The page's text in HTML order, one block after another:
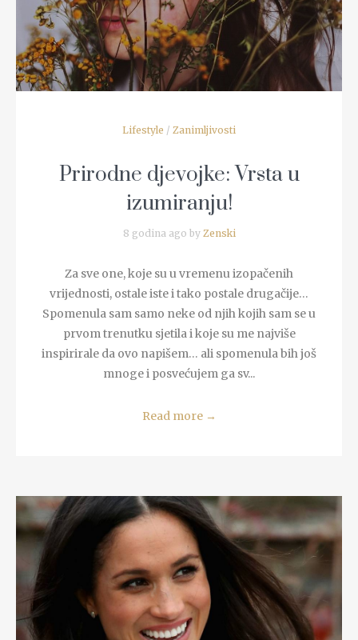
Lifestyle / Zanimljivosti
Prirodne djevojke: Vrsta u
izumiranju!
8 godina ago by Zenski
Za sve one, koje su u vremenu izopačenih
vrijednosti, ostale iste i tako postale drugačije…
Spomenula sam samo neke od njih kojih sam se u
prvom trenutku sjetila i koje su me najviše
inspirirale da ovo napišem… ali spomenula bih još
mnoge i posvećujem ga sv...
Read more →
READ MORE